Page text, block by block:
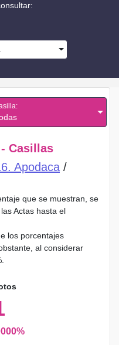
Casillas
Apodaca /
que se muestran, se
Actas hasta el
los porcentajes
al considerar